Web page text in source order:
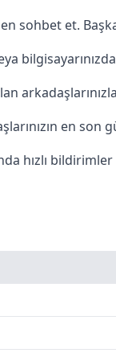
sohbet et.
en
hızlı